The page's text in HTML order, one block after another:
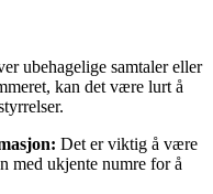
ubehagelige samtaler eller
kan det være lurt å
Det er viktig å være
med ukjente numre for å